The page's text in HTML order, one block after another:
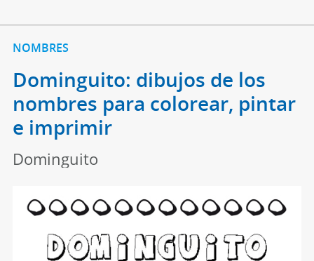
NOMBRES
Dominguito: dibujos de los
nombres para colorear, pintar
e imprimir
Dominguito